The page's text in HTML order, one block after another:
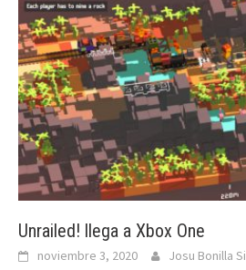
Unrailed! llega a Xbox One
noviembre 3, 2020 Josu Bonilla